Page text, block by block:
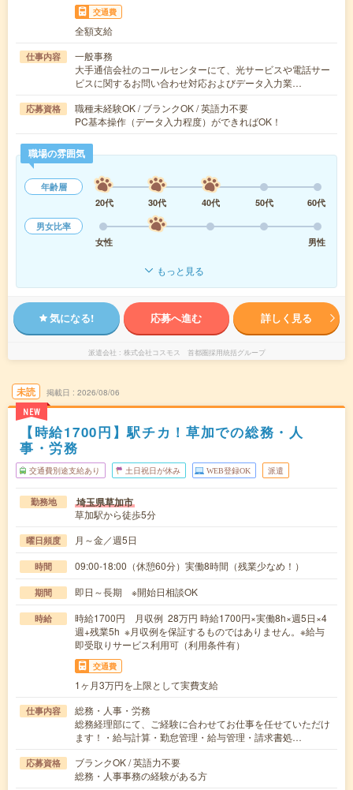
交通費
全額支給
仕事内容
一般事務
大手通信会社のコールセンターにて、光サービスや電話サー
ビスに関するお問い合わせ対応およびデータ入力業…
応募資格
職種未経験OK / ブランクOK / 英語力不要
PC基本操作（データ入力程度）ができればOK！
職場の雰囲気
年齢層
20代
30代 40代 50代
60代
男女比率
女性
男性
もっと見る
気になる! 応募へ進む 詳しく見る
派遣会社 株式会社コスモス 首都圏採用統括グループ
未読
NEW
掲載日 2026/08/06
【時給1700円】駅チカ！草加での総務・人
事・労務
交通費別途支給あり 土日祝日が休み WEB登録OK 派遣
勤務地 埼玉県草加市
草加駅から徒歩5分
曜日頻度 月～金／週5日
時間 09:00-18:00（休憩60分）実働8時間（残業少なめ！）
期間 即日～長期 ※開始日相談OK
時給
時給1700円 月収例 28万円 時給1700円×実働8h×週5日×4
週+残業5h ※月収例を保証するものではありません。※給与
即受取りサービス利用可（利用条件有）
交通費
1ヶ月3万円を上限として実費支給
仕事内容
総務・人事・労務
総務経理部にて、ご経験に合わせてお仕事を任せていただけ
ます！・給与計算・勤怠管理・給与管理・請求書処…
応募資格
ブランクOK / 英語力不要
総務・人事事務の経験がある方